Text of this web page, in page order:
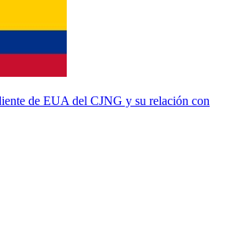
de EUA del CJNG y su relación con